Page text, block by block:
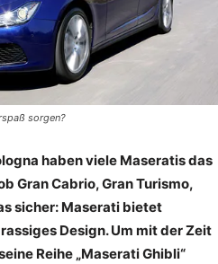
sorgen?
haben viele Maseratis das
Gran Cabrio, Gran Turismo,
sicher: Maserati bietet
Design. Um mit der Zeit
Reihe „Maserati Ghibli“